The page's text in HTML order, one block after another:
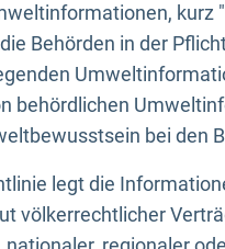
Behörden in der
behördlichen
bei den
legt die
völkerrechtlicher